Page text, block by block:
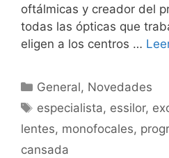
oftálmicas y creador del
todas las ópticas que
eligen a los centros …
Categorías
General, Novedades
Etiquetas
especialista, essilor,
lentes, monofocales,
cansada